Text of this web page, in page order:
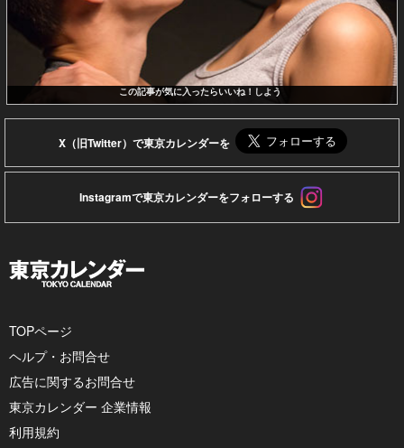
この記事が気に入ったらいいね！しよう
X（旧Twitter）で東京カレンダーを
Instagramで東京カレンダーをフォローする
TOPページ
ヘルプ・お問合せ
広告に関するお問合せ
東京カレンダー 企業情報
利用規約